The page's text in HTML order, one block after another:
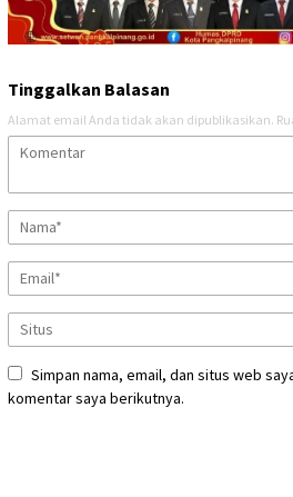
Tinggalkan Balasan
Alamat email Anda tidak akan dipublikasikan.
Simpan nama, email, dan situs web
komentar saya berikutnya.